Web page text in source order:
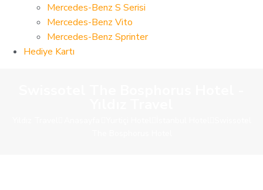
Mercedes-Benz S Serisi
Mercedes-Benz Vito
Mercedes-Benz Sprinter
Hediye Kartı